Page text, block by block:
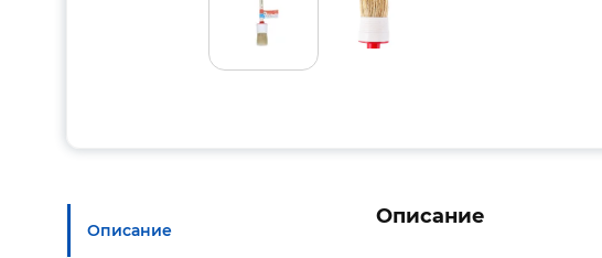
Описание
Описание